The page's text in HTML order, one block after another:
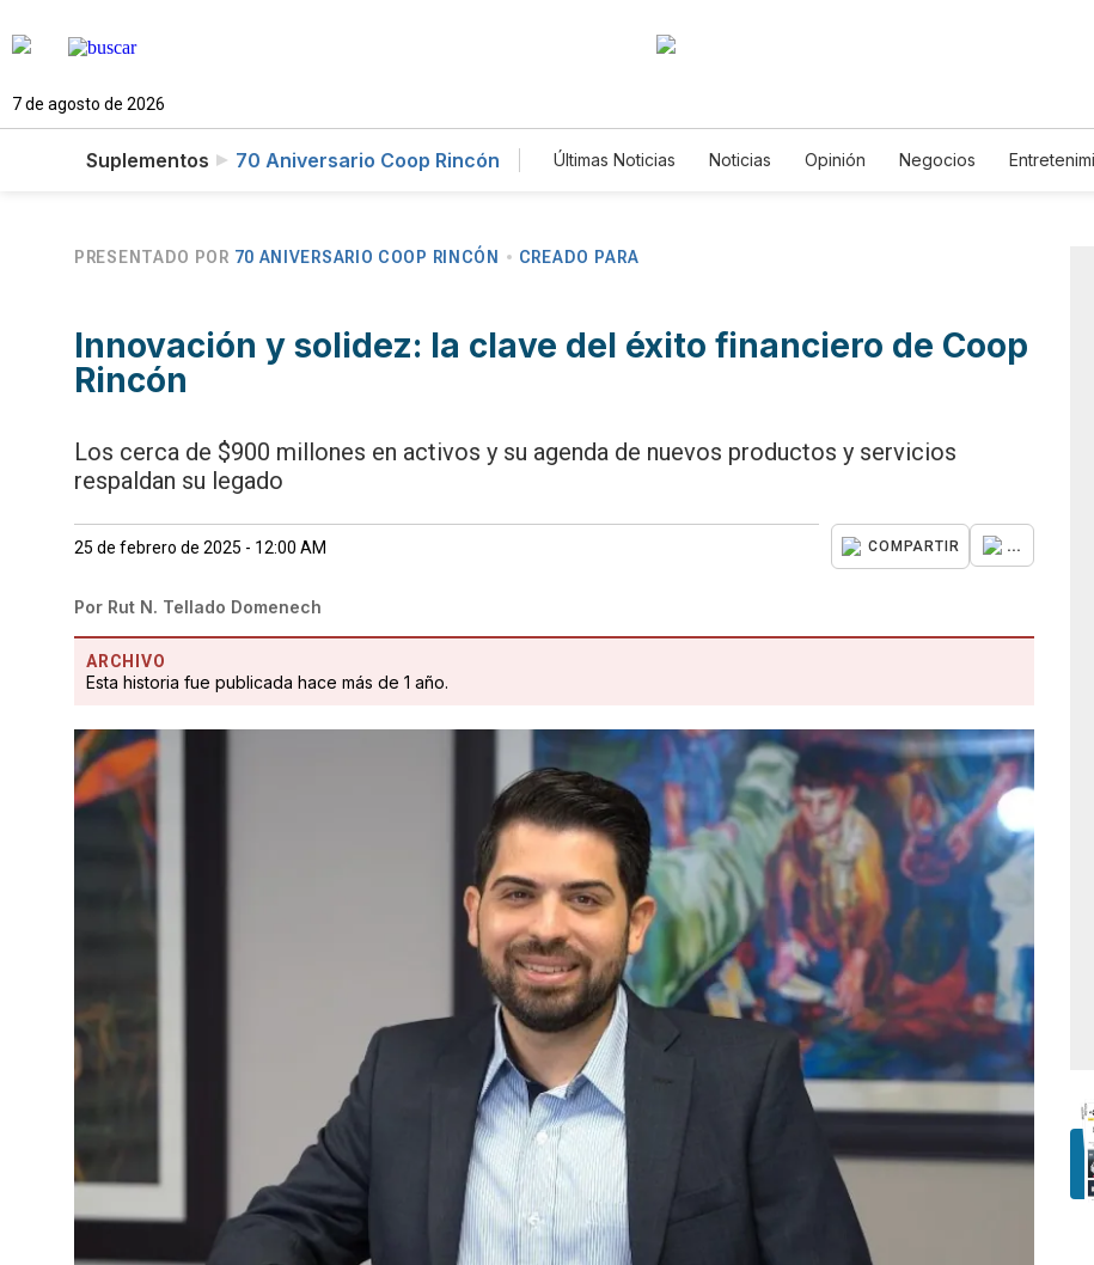
7 de agosto de 2026
Suplementos 70 Aniversario Coop Rincón Últimas Noticias Noticias Opinión Negocios
PRESENTADO POR 70 ANIVERSARIO COOP RINCÓN CREADO PARA
Innovación y solidez: la clave del éxito financiero de Coop
Rincón
Los cerca de $900 millones en activos y su agenda de nuevos productos y servicios
respaldan su legado
25 de febrero de 2025 - 12:00 AM COMPARTIR ...
Por Rut N. Tellado Domenech
ARCHIVO
Esta historia fue publicada hace más de 1 año.